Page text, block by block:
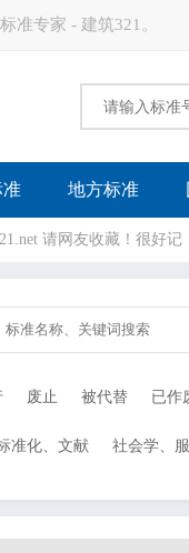
准专家 - 建筑321。
准 地方标准
请网友收藏！很好
废止 被代替 已作
准化、文献 社会学、
信息技术、办公机械